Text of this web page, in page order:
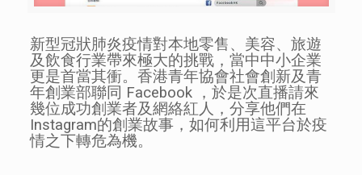
新型冠狀肺炎疫情對本地零售、美容、旅遊
及飲食行業帶來極大的挑戰，當中中小企業
更是首當其衝。香港青年協會社會創新及青
年創業部聯同 Facebook ，於是次直播請來
幾位成功創業者及網絡紅人，分享他們在
Instagram的創業故事，如何利用這平台於疫
情之下轉危為機。